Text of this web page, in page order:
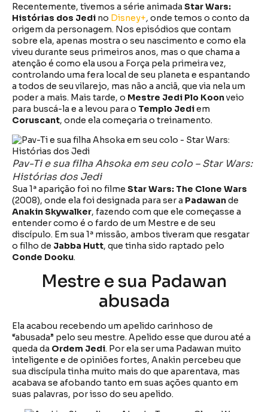
Recentemente, tivemos a série animada Star Wars:
Histórias dos Jedi no Disney+, onde temos o conto da
origem da personagem. Nos episódios que contam
sobre ela, apenas mostra o seu nascimento e como ela
viveu durante seus primeiros anos, mas o que chama a
atenção é como ela usou a Força pela primeira vez,
controlando uma fera local de seu planeta e espantando
a todos de seu vilarejo, mas não a anciã, que via nela um
poder a mais. Mais tarde, o Mestre Jedi Plo Koonveio
para buscá-la e a levou para o Templo Jediem
Coruscant, onde ela começaria o treinamento.
Pav-Ti e sua filha Ahsoka em seu colo – Star Wars:
Histórias dos Jedi
Sua 1ª aparição foi no filme Star Wars: The Clone Wars
(2008), onde ela foi designada para ser a Padawande
Anakin Skywalker, fazendo com que ele começasse a
entender como é o fardo de um Mestre e de seu
discípulo. Em sua 1ª missão, ambos tiveram que resgatar
o filho de Jabba Hutt, que tinha sido raptado pelo
Conde Dooku.
Mestre e sua Padawan
abusada
Ela acabou recebendo um apelido carinhoso de
“abusada” pelo seu mestre. Apelido esse que durou até a
queda da Ordem Jedi. Por ela ser uma Padawan muito
inteligente e de opiniões fortes, Anakin percebeu que
sua discípula tinha muito mais do que aparentava, mas
acabava se afobando tanto em suas ações quanto em
suas palavras, por isso do seu apelido.